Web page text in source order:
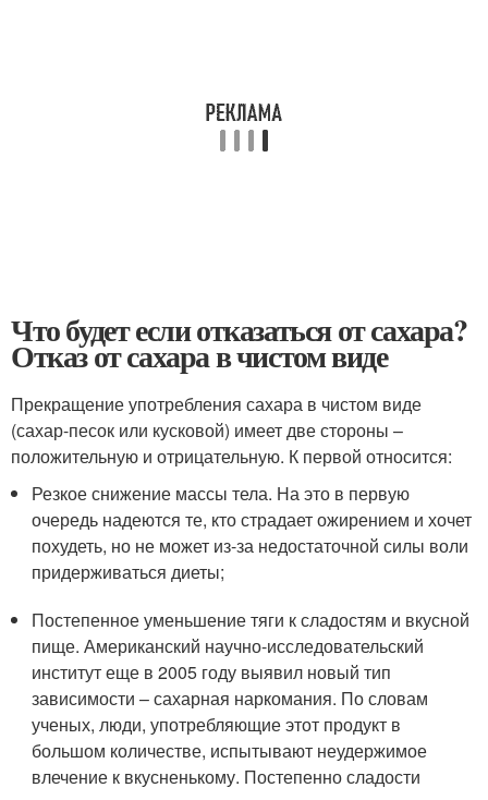
Что будет если отказаться от сахара?
Отказ от сахара в чистом виде
Прекращение употребления сахара в чистом виде
(сахар-песок или кусковой) имеет две стороны –
положительную и отрицательную. К первой относится:
Резкое снижение массы тела. На это в первую
очередь надеются те, кто страдает ожирением и хочет
похудеть, но не может из-за недостаточной силы воли
придерживаться диеты;
Постепенное уменьшение тяги к сладостям и вкусной
пище. Американский научно-исследовательский
институт еще в 2005 году выявил новый тип
зависимости – сахарная наркомания. По словам
ученых, люди, употребляющие этот продукт в
большом количестве, испытывают неудержимое
влечение к вкусненькому. Постепенно сладости